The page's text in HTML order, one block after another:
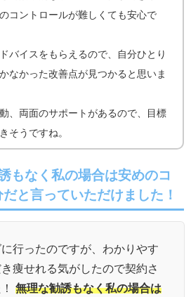
コントロールが難しくても安心で
バイスをもらえるので、自分ひとり
なかった改善点が見つかると思いま
、両面のサポートがあるので、目標
そうですね。
もなく私の場合は安めのコ
と言っていただけました！
行ったのですが、わかりやす
痩せれる気がしたので契約さ
無理な勧誘もなく私の場合は